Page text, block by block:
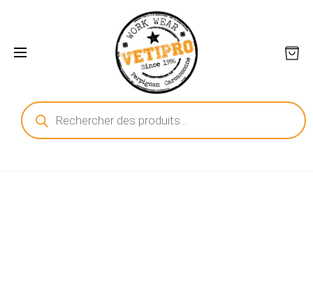
Recherche
de
produits